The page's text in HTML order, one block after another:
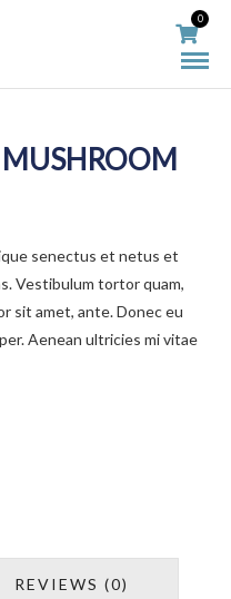
0
senectus et netus et
Vestibulum tortor quam,
sit amet, ante. Donec eu
Aenean ultricies mi vitae